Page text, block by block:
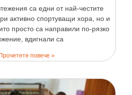
са едни от най-честите
активно спортуващи хора, но и
просто са направили по-рязко
вдигнали са
Прочетете повече »